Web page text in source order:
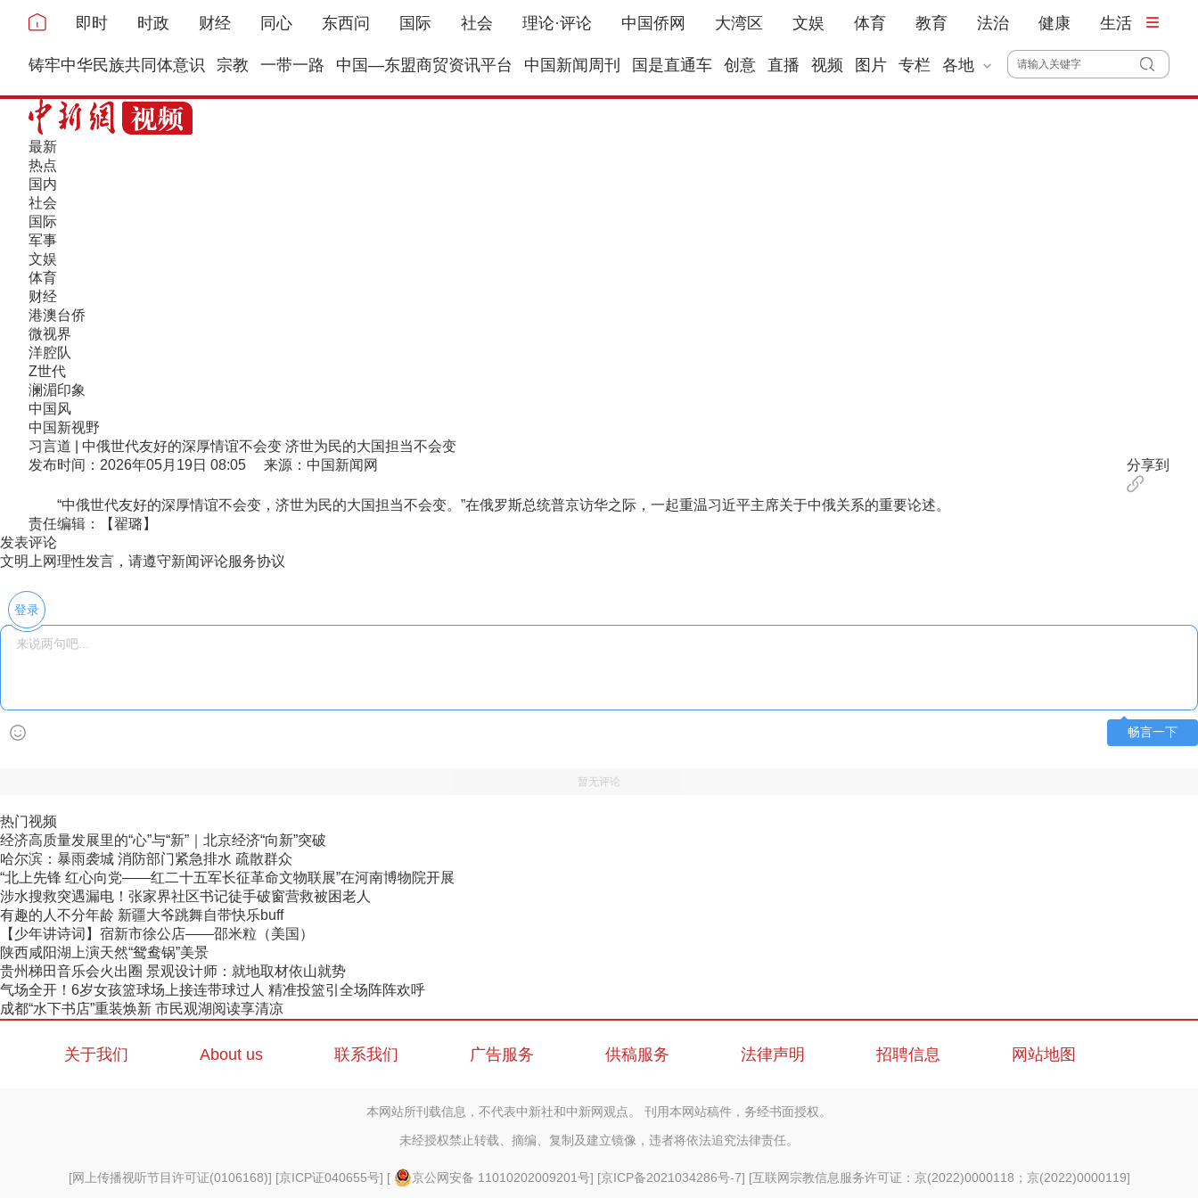
即时 时政 财经 同心 东西问 国际 社会 理论·评论 中国侨网 大湾区 文娱 体育 教育 法治 健康 生活
铸牢中华民族共同体意识 宗教 一带一路 中国—东盟商贸资讯平台 中国新闻周刊 国是直通车 创意 直播 视频 图片 专栏 各地
最新
热点
国内
社会
国际
军事
文娱
体育
财经
港澳台侨
微视界
洋腔队
Z世代
澜湄印象
中国风
中国新视野
习言道 | 中俄世代友好的深厚情谊不会变 济世为民的大国担当不会变
发布时间：2026年05月19日 08:05 来源：中国新闻网
分享到
“中俄世代友好的深厚情谊不会变，济世为民的大国担当不会变。”在俄罗斯总统普京访华之际，一起重温习近平主席关于中俄关系的重要论述。
责任编辑：【翟璐】
发表评论
文明上网理性发言，请遵守新闻评论服务协议
登录
畅言一下
暂无评论
热门视频
经济高质量发展里的“心”与“新”｜北京经济“向新”突破
哈尔滨：暴雨袭城 消防部门紧急排水 疏散群众
“北上先锋 红心向党——红二十五军长征革命文物联展”在河南博物院开展
涉水搜救突遇漏电！张家界社区书记徒手破窗营救被困老人
有趣的人不分年龄 新疆大爷跳舞自带快乐buff
【少年讲诗词】宿新市徐公店——邵米粒（美国）
陕西咸阳湖上演天然“鸳鸯锅”美景
贵州梯田音乐会火出圈 景观设计师：就地取材依山就势
气场全开！6岁女孩篮球场上接连带球过人 精准投篮引全场阵阵欢呼
成都“水下书店”重装焕新 市民观湖阅读享清凉
关于我们 About us 联系我们 广告服务 供稿服务 法律声明 招聘信息 网站地图
本网站所刊载信息，不代表中新社和中新网观点。 刊用本网站稿件，务经书面授权。
未经授权禁止转载、摘编、复制及建立镜像，违者将依法追究法律责任。
[网上传播视听节目许可证(0106168)] [京ICP证040655号] [ 京公网安备 11010202009201号] [京ICP备2021034286号-7] [互联网宗教信息服务许可证：京(2022)0000118；京(2022)0000119]